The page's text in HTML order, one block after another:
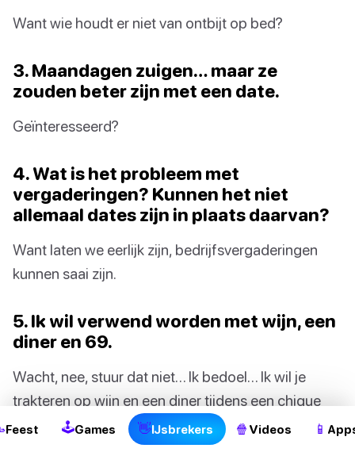
Want wie houdt er niet van ontbijt op bed?
3. Maandagen zuigen… maar ze
zouden beter zijn met een date.
Geïnteresseerd?
4. Wat is het probleem met
vergaderingen? Kunnen het niet
allemaal dates zijn in plaats daarvan?
Want laten we eerlijk zijn, bedrijfsvergaderingen
kunnen saai zijn.
5. Ik wil verwend worden met wijn, een
diner en 69.
Wacht, nee, stuur dat niet… Ik bedoel… Ik wil je
trakteren op wijn en een diner tijdens een chique
date.
Feest 🕹Games 👋IJsbrekers 🍿 Videos 📱